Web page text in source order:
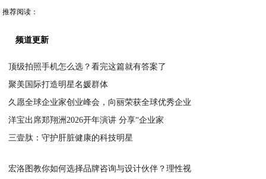
推荐阅读：
频道更新
顶级拍照手机怎么选？看完这篇就有答案了
聚美国际打造明星名媛群体
久愿全球企业家创业峰会，向丽荣获全球优秀企业
洋宝出席郑翔洲2026开年演讲 分享“企业家
三壹肽：守护肝脏健康的科技明星
宏洛图教你如何选择品牌咨询与设计伙伴？理性视